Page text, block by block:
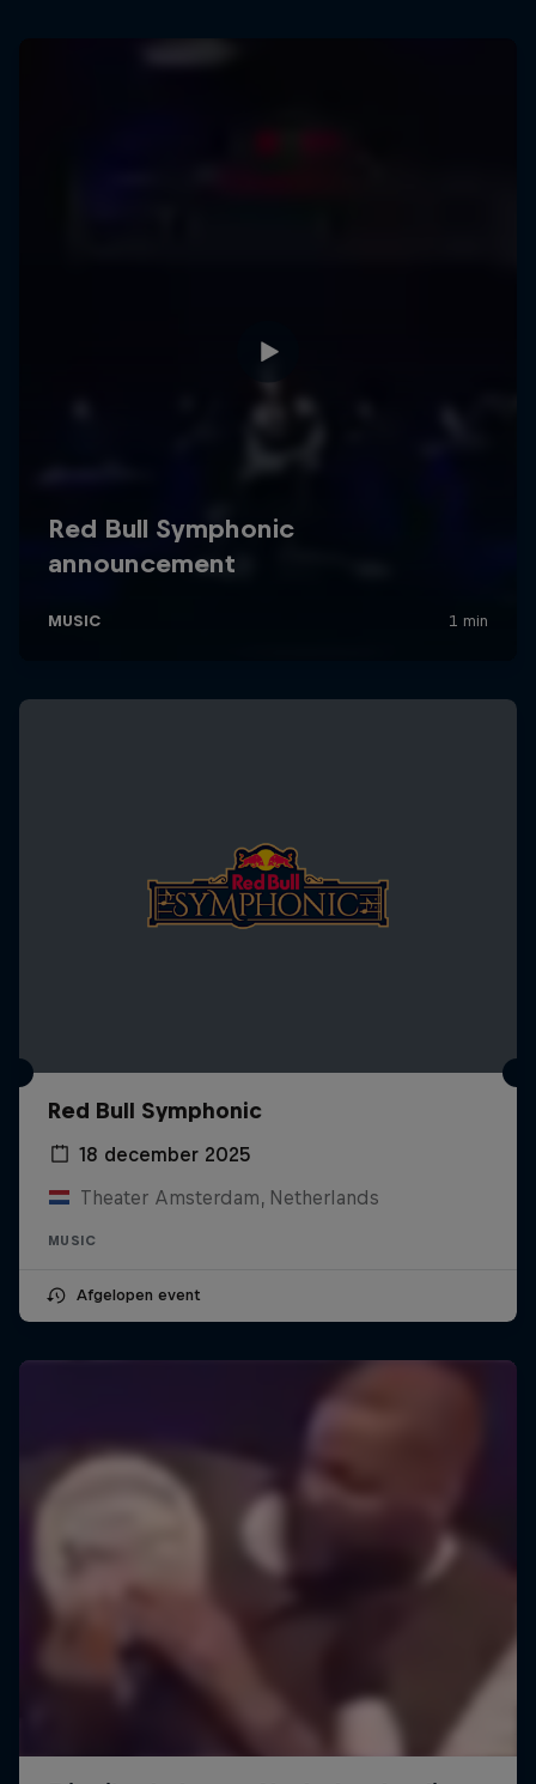
Red Bull Symphonic
18 december 2025
Theater Amsterdam, Netherlands
MUSIC
Afgelopen event